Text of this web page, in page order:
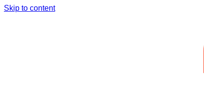
Skip to content